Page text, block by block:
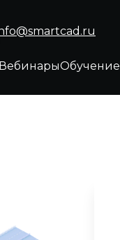
ВебинарыОбучение